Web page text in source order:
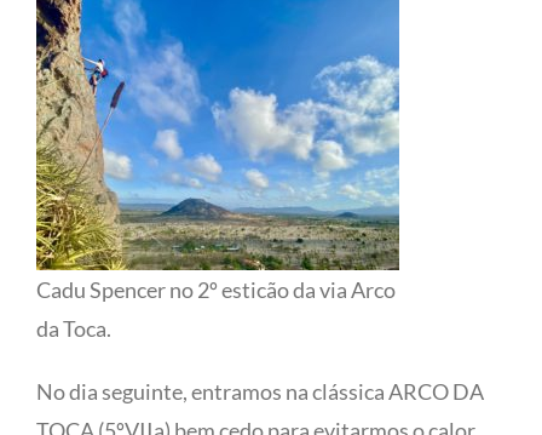
Cadu Spencer no 2º esticão da via Arco
da Toca.
No dia seguinte, entramos na clássica ARCO DA